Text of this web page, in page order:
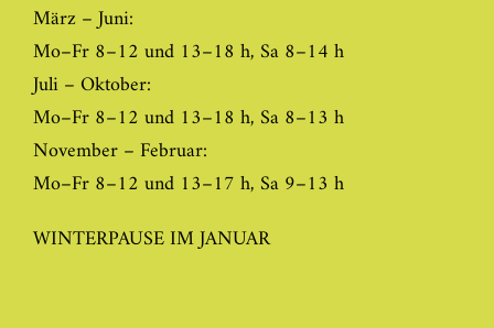
März – Juni:
Mo–Fr 8–12 und 13–18 h, Sa 8–14 h
Juli – Oktober:
Mo–Fr 8–12 und 13–18 h, Sa 8–13 h
November – Februar:
Mo–Fr 8–12 und 13–17 h, Sa 9–13 h
WINTERPAUSE IM JANUAR